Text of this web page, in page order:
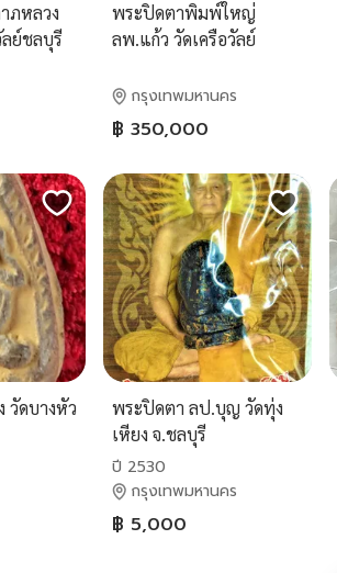
ภหลวง
ย์ชลบุรี
พระปิดตาพิมพ์ใหญ่
ลพ.แก้ว วัดเครือวัลย์
กรุงเทพมหานคร
฿ 350,000
วัดบางหัว
พระปิดตา ลป.บุญ วัดทุ่ง
เหียง จ.ชลบุรี
ปี 2530
กรุงเทพมหานคร
฿ 5,000